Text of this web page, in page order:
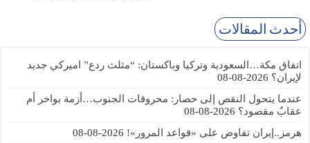
أحدث المقالات
اتفاق مكة…السعودية وتركيا وباكستان: “مثلث ردع” اميركي جديد
لإيران؟ 2026-08-08
عندما يتحول النقص إلى حصار: محروقات الجنوب…أزمة بواخر أم
عقابٌ مقصود؟ 2026-08-08
هرمز..إيران تفاوض على «قواعد المرور»! 2026-08-08